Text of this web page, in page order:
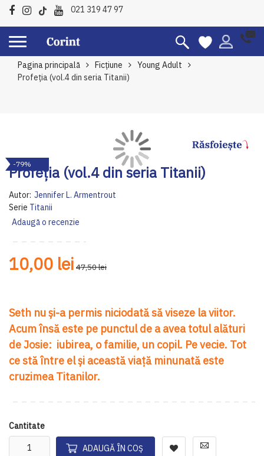
021 319 47 97
Pagina principală Ficțiune
Young Adult
Profeția (vol.4 din seria Titanii)
Profeția (vol.4 din seria Titanii)
Autor: Jennifer L. Armentrout
Serie Titanii
Adaugă o recenzie
10,00 lei 47,50 lei
Seth nu și-a permis niciodată să viseze la viitor.
Acum însă este pe punctul de a avea totul alături
de Josie: iubirea, o familie, un copil. Pe vecie. Tot
ce stă între el și această viață minunată este
cruzimea Titanilor.
Cantitate
ADAUGĂ ÎN COȘ
to
the
end
of
the
images
gallery
-79%